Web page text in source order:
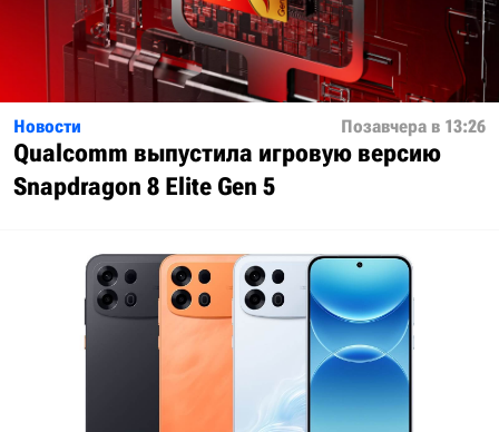
Новости Позавчера в 13:26
Qualcomm выпустила игровую версию
Snapdragon 8 Elite Gen 5